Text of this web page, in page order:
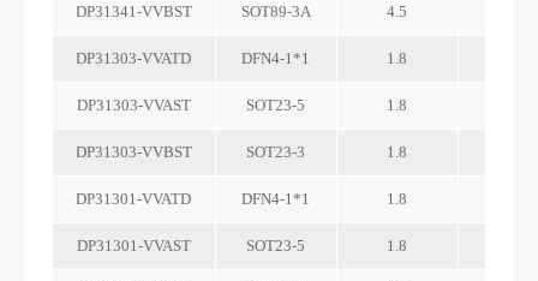
DP31341-VVBST SOT89-3A 4.5
DP31303-VVATD DFN4-1*1 1.8
DP31303-VVAST SOT23-5 1.8
DP31303-VVBST SOT23-3 1.8
DP31301-VVATD DFN4-1*1 1.8
DP31301-VVAST SOT23-5 1.8